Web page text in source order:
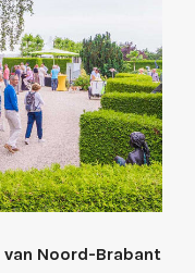
Noord-Brabant